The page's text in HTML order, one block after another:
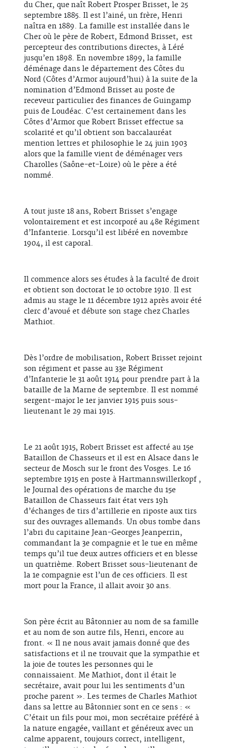
du Cher, que naît Robert Prosper Brisset, le 25
septembre 1885. Il est l’ainé, un frère, Henri
naîtra en 1889. La famille est installée dans le
Cher où le père de Robert, Edmond Brisset, est
percepteur des contributions directes, à Léré
jusqu’en 1898. En novembre 1899, la famille
déménage dans le département des Côtes du
Nord (Côtes d’Armor aujourd’hui) à la suite de la
nomination d’Edmond Brisset au poste de
receveur particulier des finances de Guingamp
puis de Loudéac. C’est certainement dans les
Côtes d’Armor que Robert Brisset effectue sa
scolarité et qu’il obtient son baccalauréat
mention lettres et philosophie le 24 juin 1903
alors que la famille vient de déménager vers
Charolles (Saône-et-Loire) où le père a été
nommé.
A tout juste 18 ans, Robert Brisset s’engage
volontairement et est incorporé au 48e Régiment
d’Infanterie. Lorsqu’il est libéré en novembre
1904, il est caporal.
Il commence alors ses études à la faculté de droit
et obtient son doctorat le 10 octobre 1910. Il est
admis au stage le 11 décembre 1912 après avoir été
clerc d’avoué et débute son stage chez Charles
Mathiot.
Dès l’ordre de mobilisation, Robert Brisset rejoint
son régiment et passe au 33e Régiment
d’Infanterie le 31 août 1914 pour prendre part à la
bataille de la Marne de septembre. Il est nommé
sergent-major le 1er janvier 1915 puis sous-
lieutenant le 29 mai 1915.
Le 21 août 1915, Robert Brisset est affecté au 15e
Bataillon de Chasseurs et il est en Alsace dans le
secteur de Mosch sur le front des Vosges. Le 16
septembre 1915 en poste à Hartmannswillerkopf ,
le Journal des opérations de marche du 15e
Bataillon de Chasseurs fait état vers 19h
d’échanges de tirs d’artillerie en riposte aux tirs
sur des ouvrages allemands. Un obus tombe dans
l’abri du capitaine Jean-Georges Jeanperrin,
commandant la 3e compagnie et le tue en même
temps qu’il tue deux autres officiers et en blesse
un quatrième. Robert Brisset sous-lieutenant de
la 1e compagnie est l’un de ces officiers. Il est
mort pour la France, il allait avoir 30 ans.
Son père écrit au Bâtonnier au nom de sa famille
et au nom de son autre fils, Henri, encore au
front. « Il ne nous avait jamais donné que des
satisfactions et il ne trouvait que la sympathie et
la joie de toutes les personnes qui le
connaissaient. Me Mathiot, dont il était le
secrétaire, avait pour lui les sentiments d’un
proche parent ». Les termes de Charles Mathiot
dans sa lettre au Bâtonnier sont en ce sens : «
C’était un fils pour moi, mon secrétaire préféré à
la nature engagée, vaillant et généreux avec un
calme apparent, toujours correct, intelligent,